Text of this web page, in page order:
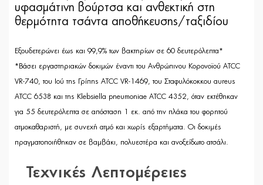
υφασμάτινη βούρτσα και ανθεκτική στη
θερμότητα τσάντα αποθήκευσης/ταξιδίου
Εξουδετερώνει έως και 99,9% των βακτηρίων σε 60 δευτερόλεπτα*
*Βάσει εργαστηριακών δοκιμών έναντι του Ανθρώπινου Κορονοϊού ATCC
VR-740, του Ιού της Γρίπης ATCC VR-1469, του Σταφυλόκοκκου aureus
ATCC 6538 και της Klebsiella pneumoniae ATCC 4352, όταν εκτέθηκαν
για 55 δευτερόλεπτα σε απόσταση 1 εκ. από την πλάκα του φορητού
ατμοκαθαριστή, με συνεχή ατμό και χωρίς εξαρτήματα. Οι δοκιμές
πραγματοποιήθηκαν σε βαμβάκι, πολυεστέρα και ανοξείδωτο ατσάλι.
Τεχνικές Λεπτομέρειες